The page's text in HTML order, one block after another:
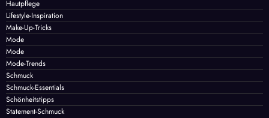
Kategorien
Allgemein
Armbänder
Augen-Make-up
Haarstyling
Halsketten
Hautpflege
Lifestyle-Inspiration